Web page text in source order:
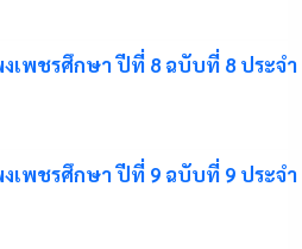
งเพชรศึกษา ปีที่ 8 ฉบับที่ 8 ประจำ
งเพชรศึกษา ปีที่ 9 ฉบับที่ 9 ประจำ